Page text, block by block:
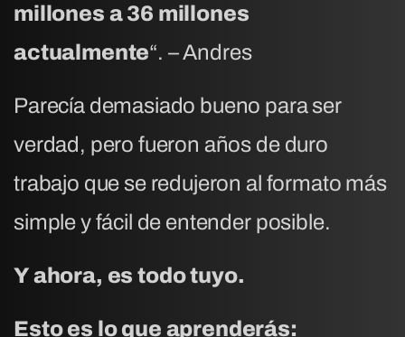
millones a 36 millones
actualmente“. – Andres
Parecía demasiado bueno para ser
verdad, pero fueron años de duro
trabajo que se redujeron al formato más
simple y fácil de entender posible.
Y ahora, es todo tuyo.
Esto es lo que aprenderás: